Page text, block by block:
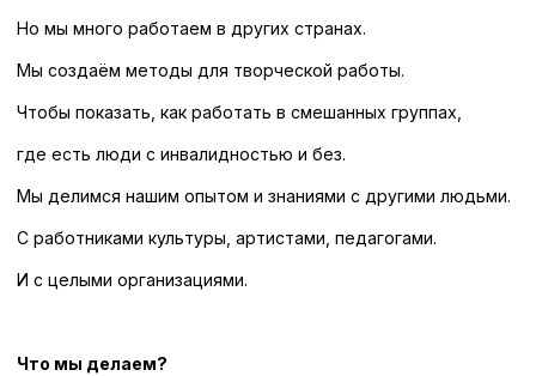
Но мы много работаем в других странах.
Мы создаём методы для творческой работы.
Чтобы показать, как работать в смешанных группах,
где есть люди с инвалидностью и без.
Мы делимся нашим опытом и знаниями с другими людьми.
С работниками культуры, артистами, педагогами.
И с целыми организациями.
Что мы делаем?